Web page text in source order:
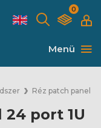
0
Menü
Réz patch panel
port 1U